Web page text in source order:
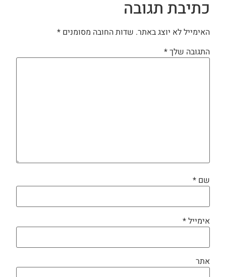
כתיבת תגובה
האימייל לא יוצג באתר. שדות החובה מסומנים *
התגובה שלך*
שם *
אימייל*
אתר